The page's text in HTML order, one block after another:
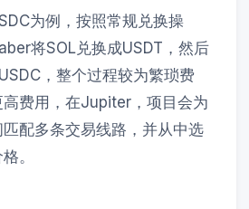
为例，按照常规兑换操
将SOL兑换成USDT，然后
，整个过程较为繁琐费
费用，在Jupiter，项目会为
配多条交易线路，并从中选
。